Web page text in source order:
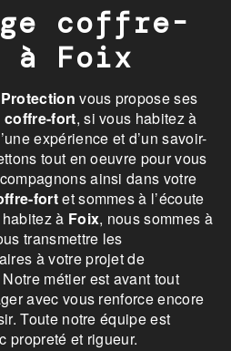
coffre-
Foix
vous propose ses
coffre-fort, si vous habitez à
expérience et d’un savoir-
tout en oeuvre pour vous
ainsi dans votre
fortet sommes à l’écoute
à Foix, nous sommes à
transmettre les
à votre projet de
Notre métier est avant tout
avec vous renforce encore
Toute notre équipe est
propreté et rigueur.